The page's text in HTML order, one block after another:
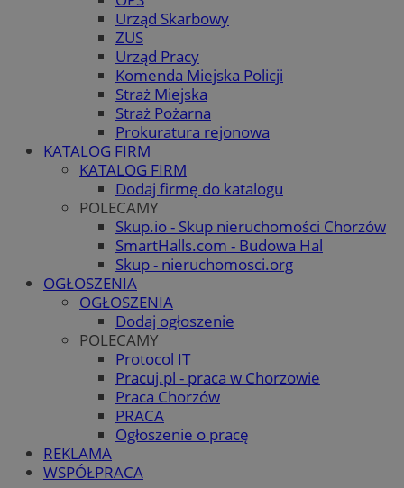
Urząd Skarbowy
ZUS
Urząd Pracy
Komenda Miejska Policji
Straż Miejska
Straż Pożarna
Prokuratura rejonowa
KATALOG FIRM
KATALOG FIRM
Dodaj firmę do katalogu
POLECAMY
Skup.io - Skup nieruchomości Chorzów
SmartHalls.com - Budowa Hal
Skup - nieruchomosci.org
OGŁOSZENIA
OGŁOSZENIA
Dodaj ogłoszenie
POLECAMY
Protocol IT
Pracuj.pl - praca w Chorzowie
Praca Chorzów
PRACA
Ogłoszenie o pracę
REKLAMA
WSPÓŁPRACA